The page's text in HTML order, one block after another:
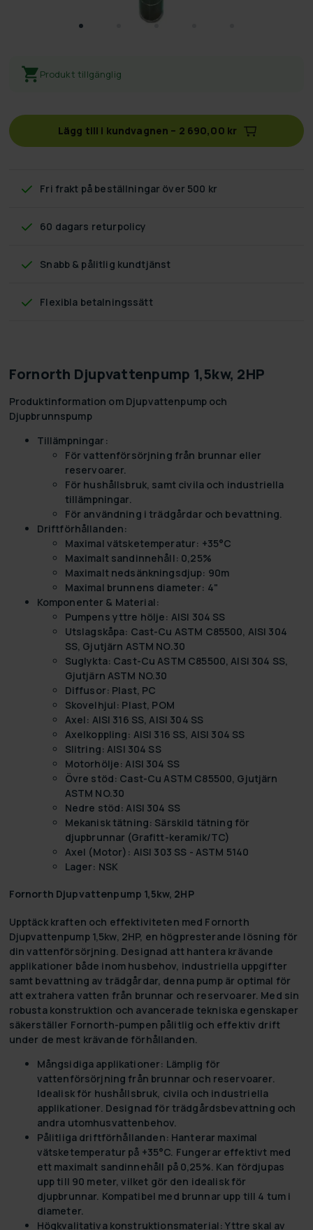
Produkt tillgänglig
Lägg till i kundvagnen – 2 690,00 kr
Fri frakt på beställningar över 500 kr
60 dagars returpolicy
Snabb & pålitlig kundtjänst
Flexibla betalningssätt
Fornorth Djupvattenpump 1,5kw, 2HP
Produktinformation om Djupvattenpump och
Djupbrunnspump
Tillämpningar:
För vattenförsörjning från brunnar eller
reservoarer.
För hushållsbruk, samt civila och industriella
tillämpningar.
För användning i trädgårdar och bevattning.
Driftförhållanden:
Maximal vätsketemperatur: +35°C
Maximalt sandinnehåll: 0,25%
Maximalt nedsänkningsdjup: 90m
Maximal brunnens diameter: 4"
Komponenter & Material:
Pumpens yttre hölje: AISI 304 SS
Utslagskåpa: Cast-Cu ASTM C85500, AISI 304
SS, Gjutjärn ASTM NO.30
Suglykta: Cast-Cu ASTM C85500, AISI 304 SS,
Gjutjärn ASTM NO.30
Diffusor: Plast, PC
Skovelhjul: Plast, POM
Axel: AISI 316 SS, AISI 304 SS
Axelkoppling: AISI 316 SS, AISI 304 SS
Slitring: AISI 304 SS
Motorhölje: AISI 304 SS
Övre stöd: Cast-Cu ASTM C85500, Gjutjärn
ASTM NO.30
Nedre stöd: AISI 304 SS
Mekanisk tätning: Särskild tätning för
djupbrunnar (Grafitt-keramik/TC)
Axel (Motor): AISI 303 SS - ASTM 5140
Lager: NSK
Fornorth Djupvattenpump 1,5kw, 2HP
Upptäck kraften och effektiviteten med Fornorth
Djupvattenpump 1,5kw, 2HP, en högpresterande lösning för
din vattenförsörjning. Designad att hantera krävande
applikationer både inom husbehov, industriella uppgifter
samt bevattning av trädgårdar, denna pump är optimal för
att extrahera vatten från brunnar och reservoarer. Med sin
robusta konstruktion och avancerade tekniska egenskaper
säkerställer Fornorth-pumpen pålitlig och effektiv drift
under de mest krävande förhållanden.
Mångsidiga applikationer: Lämplig för
vattenförsörjning från brunnar och reservoarer.
Idealisk för hushållsbruk, civila och industriella
applikationer. Designad för trädgårdsbevattning och
andra utomhusvattenbehov.
Pålitliga driftförhållanden: Hanterar maximal
vätsketemperatur på +35°C. Fungerar effektivt med
ett maximalt sandinnehåll på 0,25%. Kan fördjupas
upp till 90 meter, vilket gör den idealisk för
djupbrunnar. Kompatibel med brunnar upp till 4 tum i
diameter.
Högkvalitativa konstruktionsmaterial: Yttre skal av